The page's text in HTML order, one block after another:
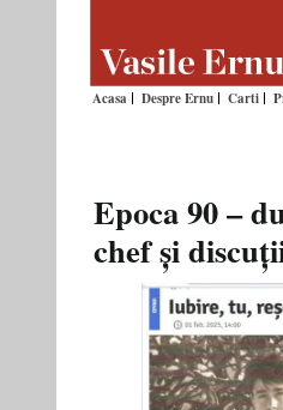
Acasa Despre Ernu Carti
Epoca 90 –
chef și